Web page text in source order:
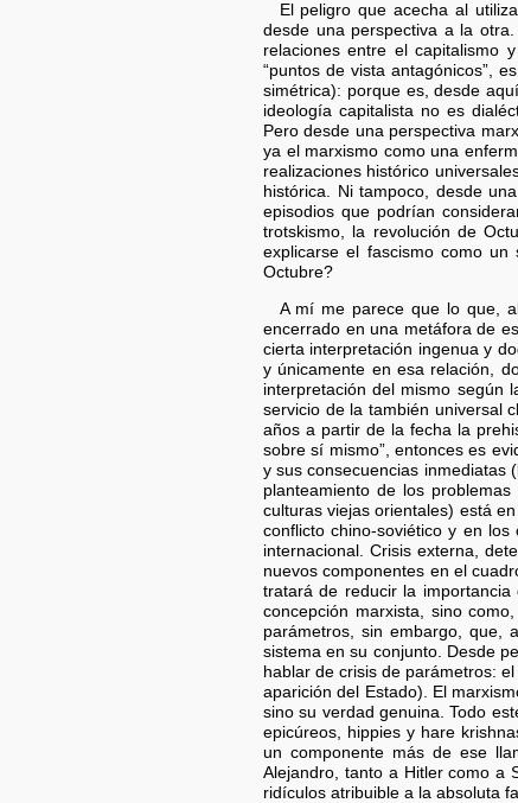
El peligro que acecha al
desde una perspectiva a la
relaciones entre el capitalismo
“puntos de vista antagónicos”,
simétrica): porque es, desde
ideología capitalista no es
Pero desde una perspectiva
ya el marxismo como una
realizaciones histórico
histórica. Ni tampoco, desde
episodios que podrían
trotskismo, la revolución de
explicarse el fascismo como
Octubre?
A mí me parece que lo que,
encerrado en una metáfora de
cierta interpretación ingenua y
y únicamente en esa relación,
interpretación del mismo según
servicio de la también universal
años a partir de la fecha la
sobre sí mismo”, entonces es
y sus consecuencias inmediatas
planteamiento de los
culturas viejas orientales) está
conflicto chino-soviético y en
internacional. Crisis externa,
nuevos componentes en el
tratará de reducir la
concepción marxista, sino
parámetros, sin embargo, que,
sistema en su conjunto. Desde
hablar de crisis de parámetros:
aparición del Estado). El
sino su verdad genuina. Todo
epicúreos, hippies y hare
un componente más de ese
Alejandro, tanto a Hitler como a
ridículos atribuible a la absoluta